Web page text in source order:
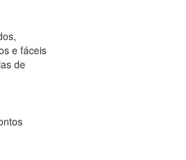
e fáceis
de